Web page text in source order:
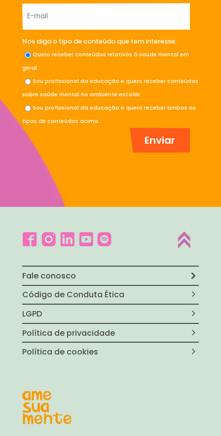
Nos diga o tipo de conteúdo que tem interesse:
Quero receber conteúdos relativos à saúde mental em
geral.
Sou profissional da educação e quero receber conteúdos
sobre saúde mental no ambiente escolar.
Sou profissional da educação e quero receber ambos os
tipos de conteúdos acima.
Fale conosco
Código de Conduta Ética
LGPD
Política de privacidade
Política de cookies